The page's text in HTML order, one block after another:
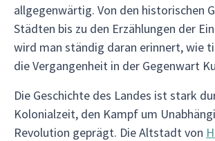
allgegenwärtig. Von den historischen
Städten bis zu den Erzählungen der
wird man ständig daran erinnert, wie
die Vergangenheit in der Gegenwart
Die Geschichte des Landes ist stark
Kolonialzeit, den Kampf um
Revolution geprägt. Die Altstadt von